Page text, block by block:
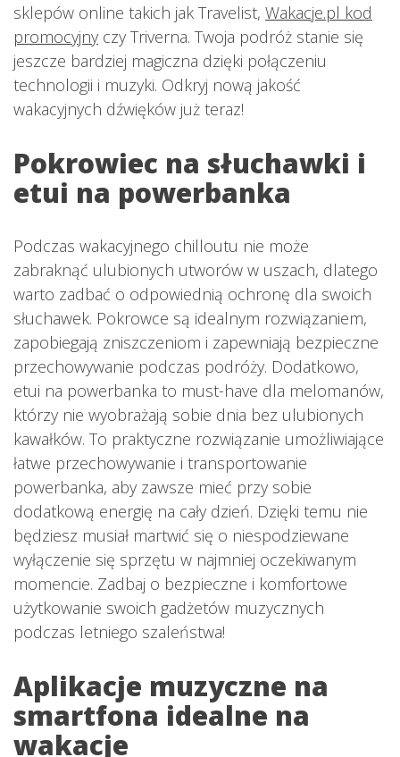
sklepów online takich jak Travelist, Wakacje.pl kod
promocyjny czy Triverna. Twoja podróż stanie się
jeszcze bardziej magiczna dzięki połączeniu
technologii i muzyki. Odkryj nową jakość
wakacyjnych dźwięków już teraz!
Pokrowiec na słuchawki i
etui na powerbanka
Podczas wakacyjnego chilloutu nie może
zabraknąć ulubionych utworów w uszach, dlatego
warto zadbać o odpowiednią ochronę dla swoich
słuchawek. Pokrowce są idealnym rozwiązaniem,
zapobiegają zniszczeniom i zapewniają bezpieczne
przechowywanie podczas podróży. Dodatkowo,
etui na powerbanka to must-have dla melomanów,
którzy nie wyobrażają sobie dnia bez ulubionych
kawałków. To praktyczne rozwiązanie umożliwiające
łatwe przechowywanie i transportowanie
powerbanka, aby zawsze mieć przy sobie
dodatkową energię na cały dzień. Dzięki temu nie
będziesz musiał martwić się o niespodziewane
wyłączenie się sprzętu w najmniej oczekiwanym
momencie. Zadbaj o bezpieczne i komfortowe
użytkowanie swoich gadżetów muzycznych
podczas letniego szaleństwa!
Aplikacje muzyczne na
smartfona idealne na
wakacje